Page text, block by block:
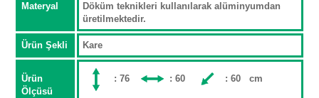
Materyal
Döküm teknikleri kullanılarak alüminyumdan
üretilmektedir.
Ürün Şekli Kare
Ürün
Ölçüsü
: 76 : 60 : 60 cm